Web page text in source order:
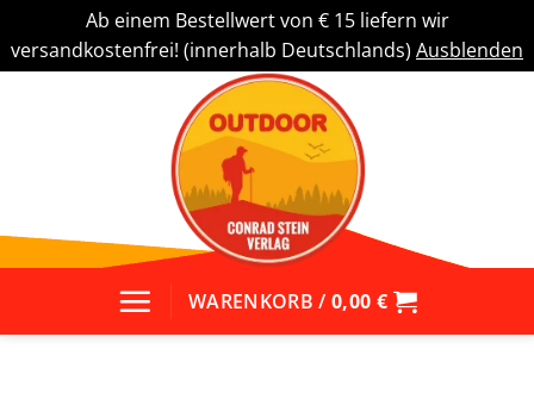
Ab einem Bestellwert von € 15 liefern wir
versandkostenfrei! (innerhalb Deutschlands) Ausblenden
WARENKORB / 0,00 €